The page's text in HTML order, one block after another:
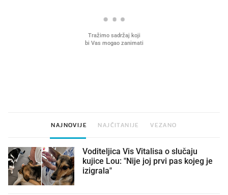
NAJNOVIJE NAJČITANIJE VEZANO
Voditeljica Vis Vitalisa o slučaju
kujice Lou: "Nije joj prvi pas kojeg je
izigrala"